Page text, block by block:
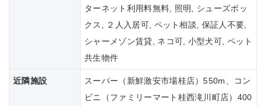
ターネット利用料無料, 照明, シューズボッ
クス, ２人入居可, ペット相談, 保証人不要,
シャーメゾン賃貸, ネコ可, 小型犬可, ペット
共生物件
近隣施設
スーパー（新鮮激安市場桂店）550m、コン
ビニ（ファミリーマート桂西滝川町店）400